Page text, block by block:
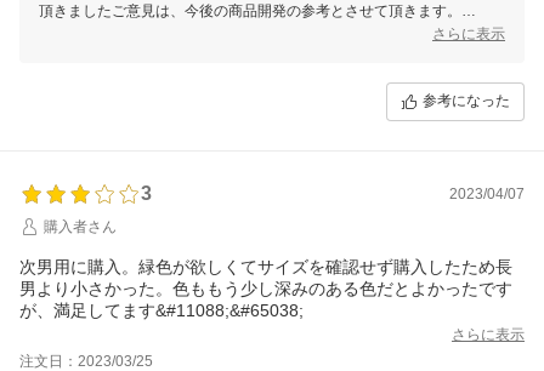
頂きましたご意見は、今後の商品開発の参考とさせて頂きます。
さらに表示
参考になった
3
2023/04/07
購入者さん
次男用に購入。緑色が欲しくてサイズを確認せず購入したため長
男より小さかった。色ももう少し深みのある色だとよかったです
が、満足してます&#11088;&#65038;
さらに表示
注文日：2023/03/25